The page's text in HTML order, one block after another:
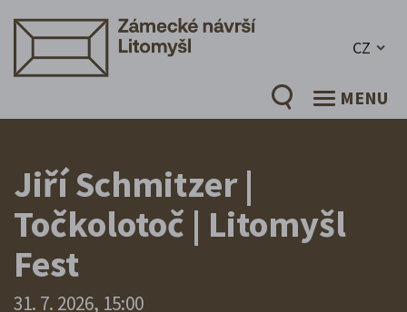
CZ
MENU
Jiří Schmitzer |
Točkolotoč | Litomyšl
Fest
31. 7. 2026, 15:00